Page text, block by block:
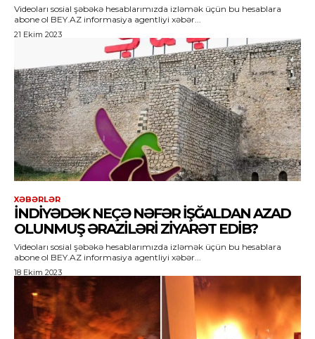
Videoları sosial şəbəkə hesablarımızda izləmək üçün bu hesablara
abone ol BEY.AZ informasiya agentliyi xəbər...
21 Ekim 2023
XƏBƏRLƏR
İNDIYƏDƏK NEÇƏ NƏFƏR IŞĞALDAN AZAD
OLUNMUŞ ƏRAZILƏRI ZIYARƏT EDIB?
Videoları sosial şəbəkə hesablarımızda izləmək üçün bu hesablara
abone ol BEY.AZ informasiya agentliyi xəbər...
18 Ekim 2023